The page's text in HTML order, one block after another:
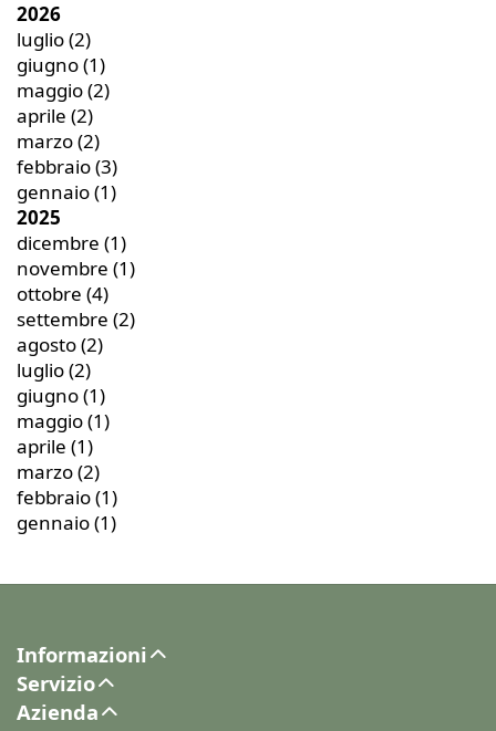
2026
luglio(2)
giugno(1)
maggio(2)
aprile (2)
marzo(2)
febbraio(3)
gennaio(1)
2025
dicembre (1)
novembre (1)
ottobre (4)
settembre (2)
agosto(2)
luglio(2)
giugno(1)
maggio(1)
aprile (1)
marzo(2)
febbraio(1)
gennaio(1)
Informazioni
Servizio
Azienda